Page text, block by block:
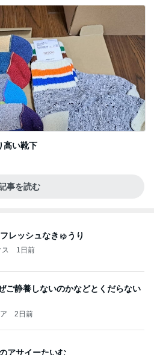
高い靴下
事を読む
レッシュなきゅうり
1日前
ご静養しないのかなどとくだらない
2日前
アサイーたいむ